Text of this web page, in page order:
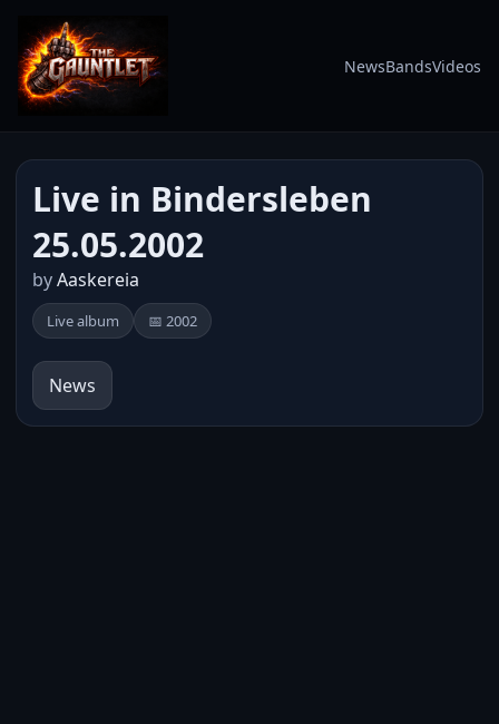
NewsBandsVideos
Live in Bindersleben
25.05.2002
byAaskereia
Live album 📅 2002
News